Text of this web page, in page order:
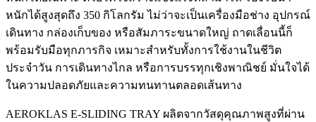
หนักได้สูงสุดถึง 350 กิโลกรัม ไม่ว่าจะเป็นเครื่องมือช่าง อุปกรณ์
เดินทาง กล่องเก็บของ หรือสัมภาระขนาดใหญ่ ถาดเลื่อนนี้ก็
พร้อมรับมือทุกภารกิจ เหมาะสำหรับทั้งการใช้งานในชีวิต
ประจำวัน การเดินทางไกล หรือการบรรทุกเชิงพาณิชย์ มั่นใจได้
ในความปลอดภัยและความทนทานตลอดเส้นทาง
AEROKLAS E-SLIDING TRAY ผลิตจากวัสดุคุณภาพสูงที่ผ่าน